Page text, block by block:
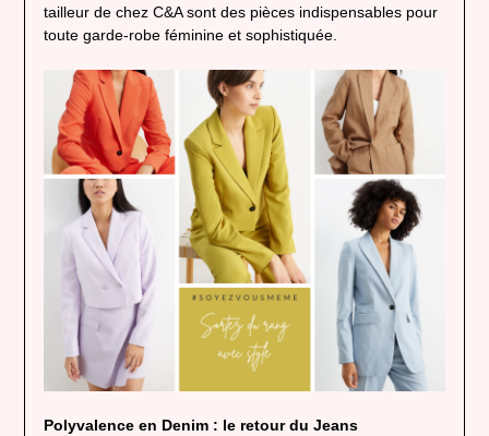
tailleur de chez C&A sont des pièces indispensables pour
toute garde-robe féminine et sophistiquée.
Polyvalence en Denim : le retour du Jeans